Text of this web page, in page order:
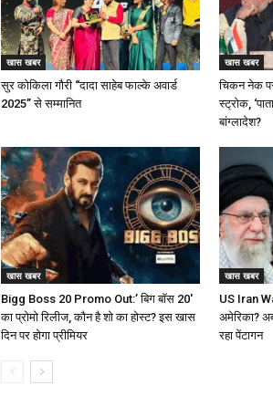
खास खबर
सुर कोकिला गौरी “दादा साहेब फाल्के अवार्ड
2025” से सम्मानित
खास खबर
चिकन नेक
स्ट्रोक,
बांग्लादेश?
खास खबर
Bigg Boss 20 Promo Out:’ बिग बॉस 20′
का प्रोमो रिलीज, कौन है शो का होस्ट? इस खास
दिन पर होगा प्रीमियर
खास खबर
US Iran
अमेरिका?
रहा पेंटागन